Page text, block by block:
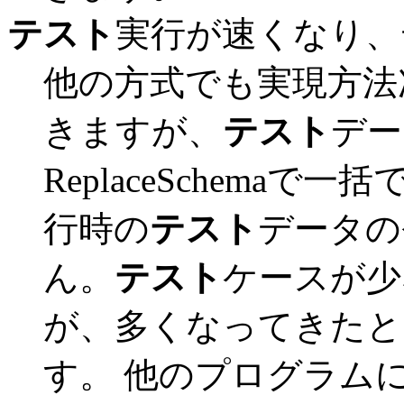
テスト 実行が速くなり
他の方式でも実現方
きますが、 テスト デ
ReplaceSchemaで一
行時のテスト データ
ん。 テストケースが
が、多くなってきた
す。 他のプログラム